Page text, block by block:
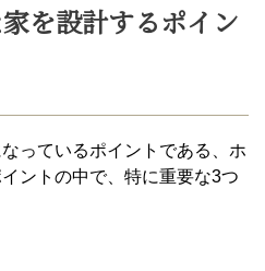
を設計するポイン
っているポイントである、ホ
ントの中で、特に重要な3つ